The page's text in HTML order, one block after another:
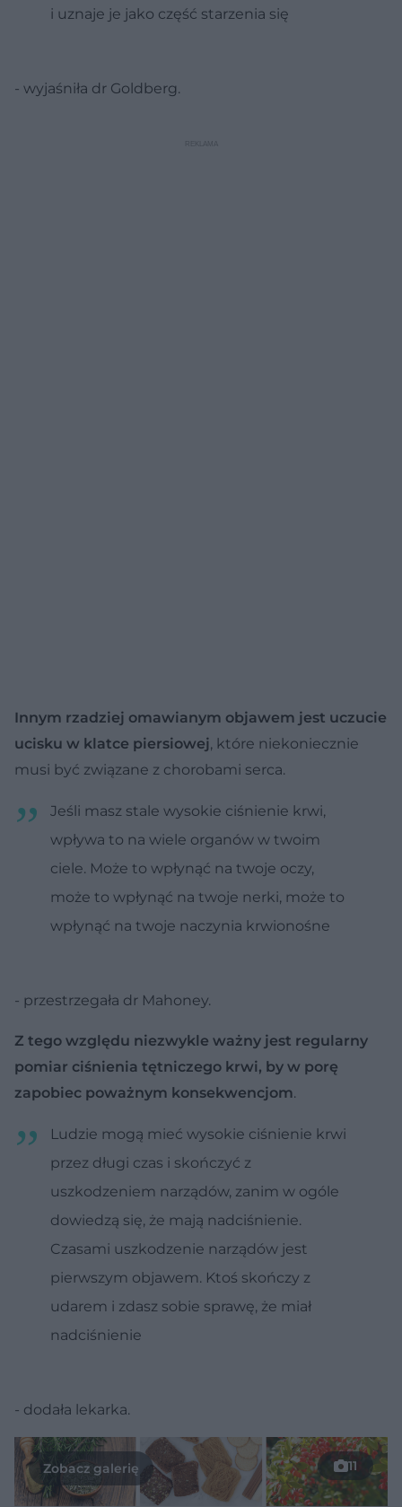
i uznaje je jako część starzenia się
- wyjaśniła dr Goldberg.
Innym rzadziej omawianym objawem jest uczucie
ucisku w klatce piersiowej, które niekoniecznie
musi być związane z chorobami serca.
Jeśli masz stale wysokie ciśnienie krwi,
wpływa to na wiele organów w twoim
ciele. Może to wpłynąć na twoje oczy,
może to wpłynąć na twoje nerki, może to
wpłynąć na twoje naczynia krwionośne
- przestrzegała dr Mahoney.
Z tego względu niezwykle ważny jest regularny
pomiar ciśnienia tętniczego krwi, by w porę
zapobiec poważnym konsekwencjom.
Ludzie mogą mieć wysokie ciśnienie krwi
przez długi czas i skończyć z
uszkodzeniem narządów, zanim w ogóle
dowiedzą się, że mają nadciśnienie.
Czasami uszkodzenie narządów jest
pierwszym objawem. Ktoś skończy z
udarem i zdasz sobie sprawę, że miał
nadciśnienie
- dodała lekarka.
11